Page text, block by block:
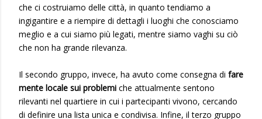
che ci costruiamo delle città, in quanto tendiamo a
ingigantire e a riempire di dettagli i luoghi che conosciamo
meglio e a cui siamo più legati, mentre siamo vaghi su ciò
che non ha grande rilevanza.
Il secondo gruppo, invece, ha avuto come consegna di fare
mente locale sui problemi che attualmente sentono
rilevanti nel quartiere in cui i partecipanti vivono, cercando
di definire una lista unica e condivisa. Infine, il terzo gruppo